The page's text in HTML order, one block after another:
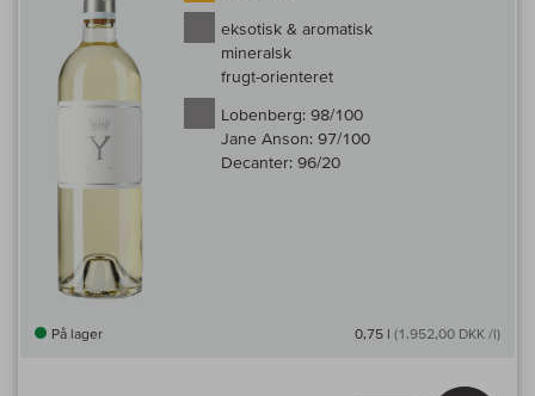
eksotisk & aromatisk
mineralsk
frugt-orienteret
Lobenberg: 98/100
Jane Anson: 97/100
Decanter: 96/20
På lager 0,75 l (1.952,00 DKK /l)